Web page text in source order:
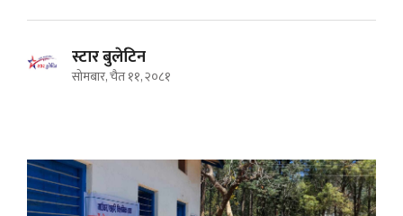
स्टार बुलेटिन
सोमबार, चैत ११, २०८१